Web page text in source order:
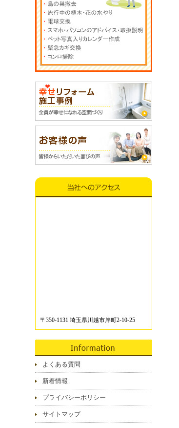
〒350-1131 埼玉県川越市岸町2-10-25
よくある質問
新着情報
プライバシーポリシー
サイトマップ